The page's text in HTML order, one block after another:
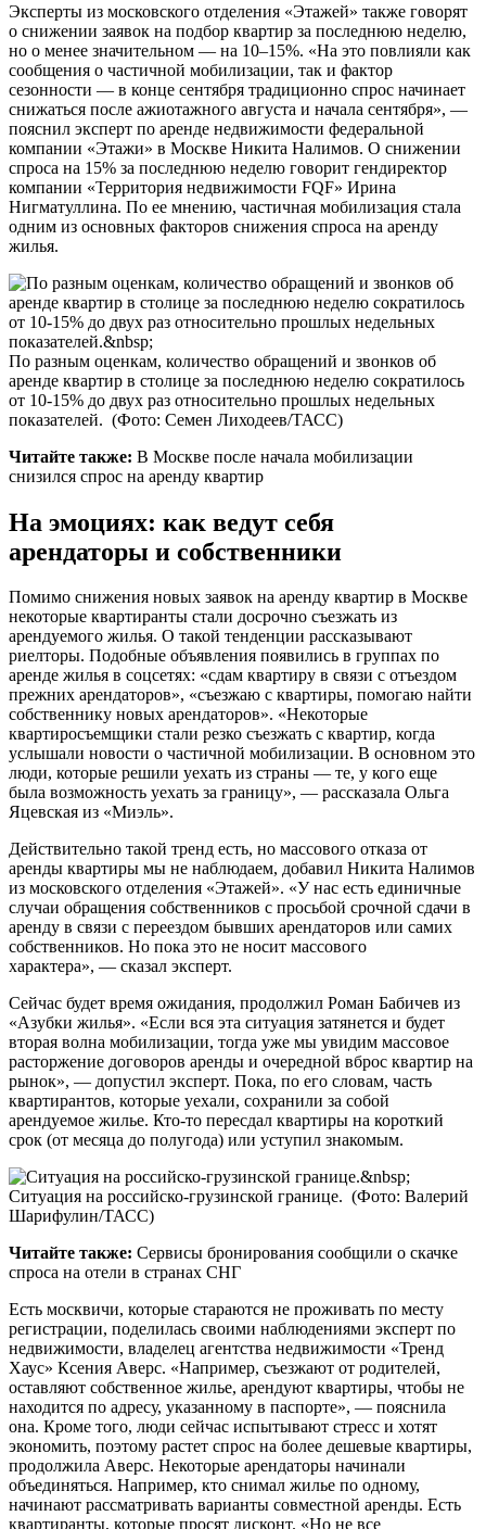
Эксперты из московского отделения «Этажей» также говорят
о снижении заявок на подбор квартир за последнюю неделю,
но о менее значительном — на 10–15%. «На это повлияли как
сообщения о частичной мобилизации, так и фактор
сезонности — в конце сентября традиционно спрос начинает
снижаться после ажиотажного августа и начала сентября», —
пояснил эксперт по аренде недвижимости федеральной
компании «Этажи» в Москве Никита Налимов. О снижении
спроса на 15% за последнюю неделю говорит гендиректор
компании «Территория недвижимости FQF» Ирина
Нигматуллина. По ее мнению, частичная мобилизация стала
одним из основных факторов снижения спроса на аренду
жилья.
По разным оценкам, количество обращений и звонков об
аренде квартир в столице за последнюю неделю сократилось
от 10-15% до двух раз относительно прошлых недельных
показателей. (Фото: Семен Лиходеев/ТАСС)
Читайте также: В Москве после начала мобилизации
снизился спрос на аренду квартир
На эмоциях: как ведут себя
арендаторы и собственники
Помимо снижения новых заявок на аренду квартир в Москве
некоторые квартиранты стали досрочно съезжать из
арендуемого жилья. О такой тенденции рассказывают
риелторы. Подобные объявления появились в группах по
аренде жилья в соцсетях: «сдам квартиру в связи с отъездом
прежних арендаторов», «съезжаю с квартиры, помогаю найти
собственнику новых арендаторов». «Некоторые
квартиросъемщики стали резко съезжать с квартир, когда
услышали новости о частичной мобилизации. В основном это
люди, которые решили уехать из страны — те, у кого еще
была возможность уехать за границу», — рассказала Ольга
Яцевская из «Миэль».
Действительно такой тренд есть, но массового отказа от
аренды квартиры мы не наблюдаем, добавил Никита Налимов
из московского отделения «Этажей». «У нас есть единичные
случаи обращения собственников с просьбой срочной сдачи в
аренду в связи с переездом бывших арендаторов или самих
собственников. Но пока это не носит массового
характера», — сказал эксперт.
Сейчас будет время ожидания, продолжил Роман Бабичев из
«Азубки жилья». «Если вся эта ситуация затянется и будет
вторая волна мобилизации, тогда уже мы увидим массовое
расторжение договоров аренды и очередной вброс квартир на
рынок», — допустил эксперт. Пока, по его словам, часть
квартирантов, которые уехали, сохранили за собой
арендуемое жилье. Кто-то пересдал квартиры на короткий
срок (от месяца до полугода) или уступил знакомым.
Ситуация на российско-грузинской границе. (Фото: Валерий
Шарифулин/ТАСС)
Читайте также: Сервисы бронирования сообщили о скачке
спроса на отели в странах СНГ
Есть москвичи, которые стараются не проживать по месту
регистрации, поделилась своими наблюдениями эксперт по
недвижимости, владелец агентства недвижимости «Тренд
Хаус» Ксения Аверс. «Например, съезжают от родителей,
оставляют собственное жилье, арендуют квартиры, чтобы не
находится по адресу, указанному в паспорте», — пояснила
она. Кроме того, люди сейчас испытывают стресс и хотят
экономить, поэтому растет спрос на более дешевые квартиры,
продолжила Аверс. Некоторые арендаторы начинали
объединяться. Например, кто снимал жилье по одному,
начинают рассматривать варианты совместной аренды. Есть
квартиранты, которые просят дисконт. «Но не все